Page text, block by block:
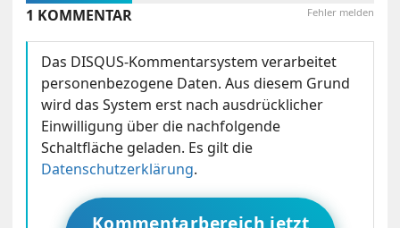
Fehler melden
1 KOMMENTAR
Das DISQUS-Kommentarsystem verarbeitet
personenbezogene Daten. Aus diesem Grund
wird das System erst nach ausdrücklicher
Einwilligung über die nachfolgende
Schaltfläche geladen. Es gilt die
Datenschutzerklärung.